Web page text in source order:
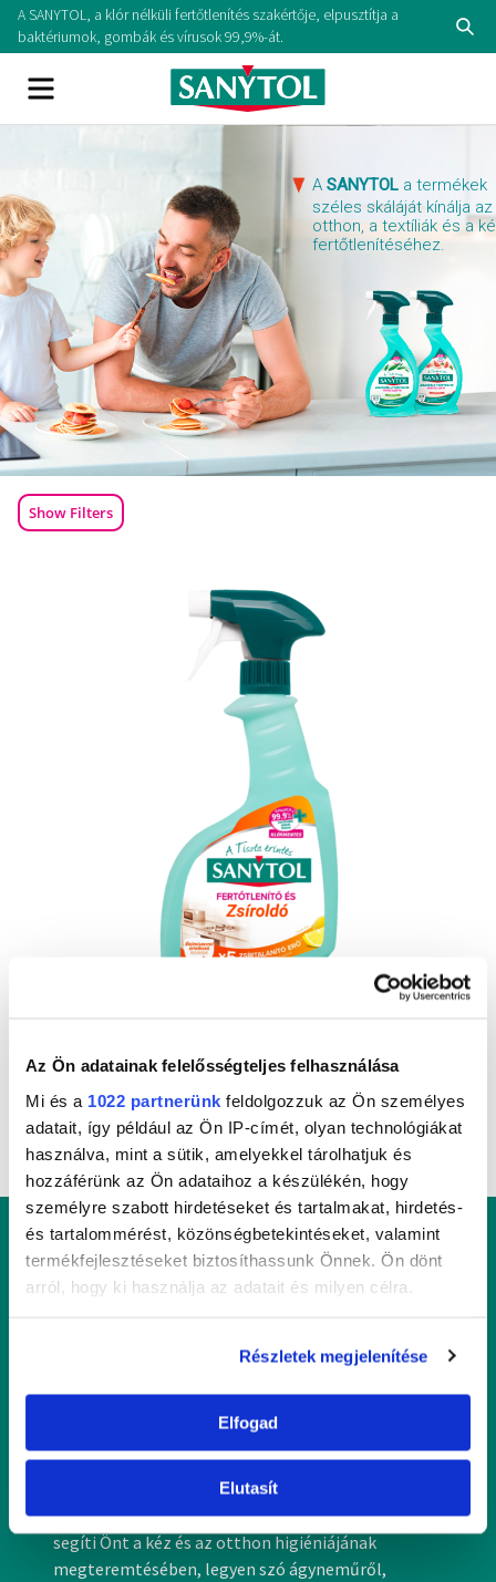
Az Ön adatainak felelősségteljes felhasználása
Mi és a 1022 partnerünk feldolgozzuk az Ön személyes
adatait, így például az Ön IP-címét, olyan technológiákat
használva, mint a sütik, amelyekkel tárolhatjuk és
hozzáférünk az Ön adataihoz a készülékén, hogy
személyre szabott hirdetéseket és tartalmakat, hirdetés-
és tartalommérést, közönségbetekintéseket, valamint
termékfejlesztéseket biztosíthassunk Önnek. Ön dönt
arról, hogy ki használja az adatait és milyen célra.
elhelyezkedéséről pár méteres pontossággal
Az Ön készülékén beazonosítása annak konkrét
tulajdonságainak (ujjlenyomat) aktív ellenőrzésével
Tudjon meg többet személyes adatainak feldolgozási
pontban. Bármikor módosíthatja vagy visszavonhatja a
Sütinyilatkozathoz való hozzájárulását.
Részletek megjelenítése
Elfogad
Elutasít
SkipA SANYTOL, a klór nélküli fertőtlenítés szakértője, elpusztítja a
baktériumok, gombák és vírusok 99,9%-át.
Menu
ASANYTOL a termékek
széles skáláját kínálja az
otthon, a textíliák és a
fertőtlenítéséhez.
Show Filters
Mondjon búcsút a SANYTOL segítségével a
A fertőzések és a betegségek elleni védekezésben a
SANYTOL, a fertőtlenítés szakértője, napi szinten
segíti Önt a kéz és az otthon higiéniájának
megteremtésében, legyen szó ágyneműről,